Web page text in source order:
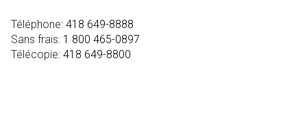
Téléphone: 418 649-8888
Sans frais: 1 800 465-0897
Télécopie: 418 649-8800